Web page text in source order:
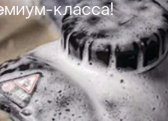
класса!